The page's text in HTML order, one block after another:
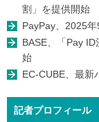
割」を提供開始
PayPay、2025
BASE、「Pay
始
EC-CUBE、最新
記者プロフィール